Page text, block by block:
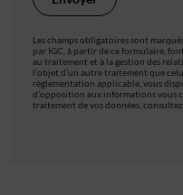
Les champs obligatoires sont
par IGC, à partir de ce formulaire,
au traitement et à la gestion des
l’objet d’un autre traitement que
règlementation applicable, vous
d’opposition aux informations vous
traitement de vos données,